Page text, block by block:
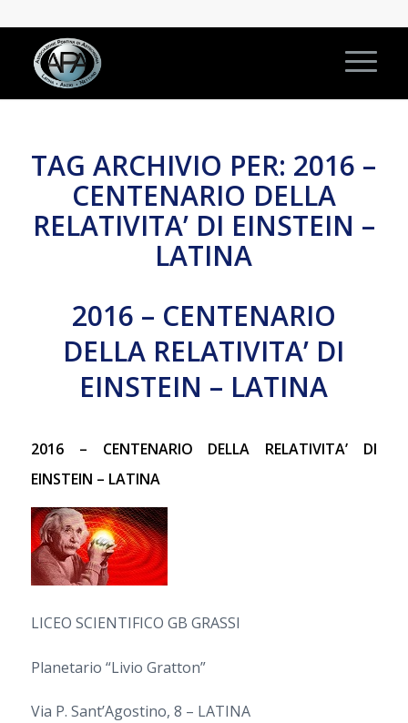
TAG ARCHIVIO PER: 2016 –
CENTENARIO DELLA
RELATIVITA’ DI EINSTEIN –
LATINA
2016 – CENTENARIO
DELLA RELATIVITA’ DI
EINSTEIN – LATINA
2016 – CENTENARIO DELLA RELATIVITA’ DI
EINSTEIN – LATINA
LICEO SCIENTIFICO GB GRASSI
Planetario “Livio Gratton”
Via P. Sant’Agostino, 8 – LATINA